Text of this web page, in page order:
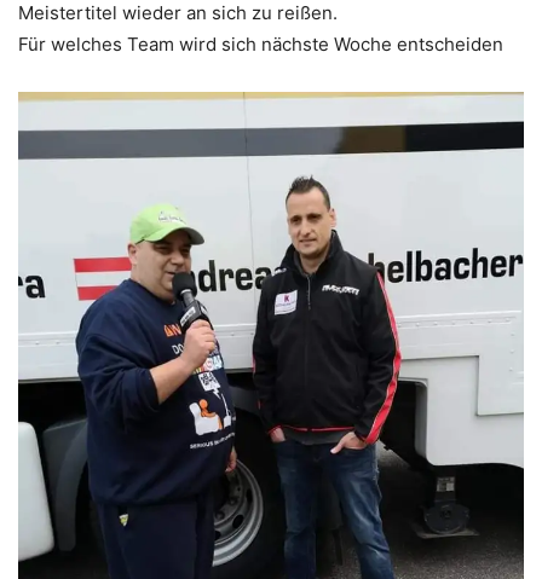
Meistertitel wieder an sich zu reißen.
Für welches Team wird sich nächste Woche entscheiden